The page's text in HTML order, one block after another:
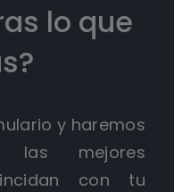
lo que
y haremos
las mejores
con tu